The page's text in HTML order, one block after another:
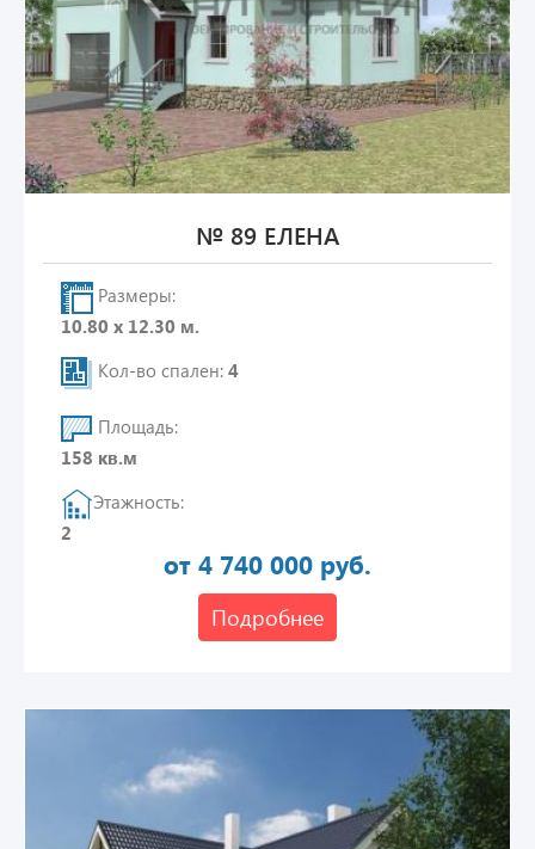
№ 89 ЕЛЕНА
Размеры:
10.80 х 12.30 м.
Кол-во спален: 4
Площадь:
158 кв.м
Этажность:
2
от 4 740 000 руб.
Подробнее